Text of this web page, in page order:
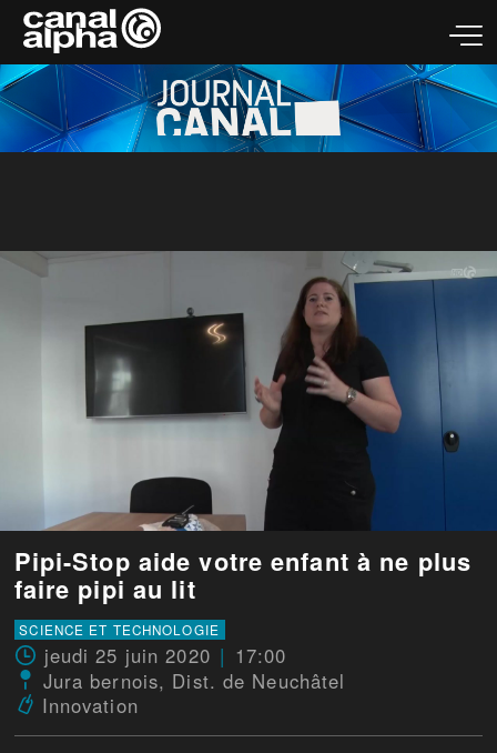
Pipi-Stop aide votre enfant à ne plus
faire pipi au lit
SCIENCE ET TECHNOLOGIE
jeudi 25 juin 2020
17:00
Jura bernois, Dist. de Neuchâtel
Innovation